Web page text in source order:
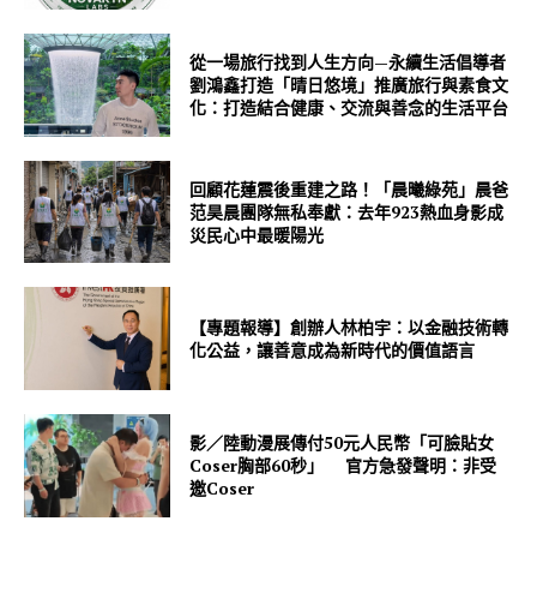
從一場旅行找到人生方向—永續生活倡導者
劉鴻鑫打造「晴日悠境」推廣旅行與素食文
化：打造結合健康、交流與善念的生活平台
回顧花蓮震後重建之路！「晨曦綠苑」晨爸
范昊晨團隊無私奉獻：去年923熱血身影成
災民心中最暖陽光
【專題報導】創辦人林柏宇：以金融技術轉
化公益，讓善意成為新時代的價值語言
影／陸動漫展傳付50元人民幣「可臉貼女
Coser胸部60秒」 官方急發聲明：非受
邀Coser